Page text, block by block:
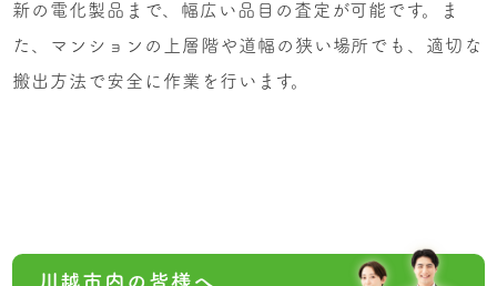
新の電化製品まで、幅広い品目の査定が可能です。ま
た、マンションの上層階や道幅の狭い場所でも、適切な
搬出方法で安全に作業を行います。